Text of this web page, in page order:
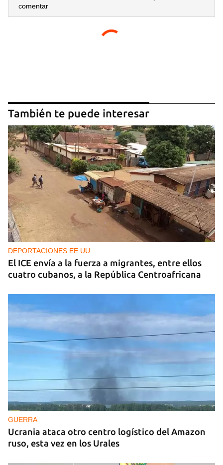
comentar
También te puede interesar
DEPORTACIONES EE UU
El ICE envía a la fuerza a migrantes, entre ellos
cuatro cubanos, a la República Centroafricana
GUERRA
Ucrania ataca otro centro logístico del Amazon
ruso, esta vez en los Urales